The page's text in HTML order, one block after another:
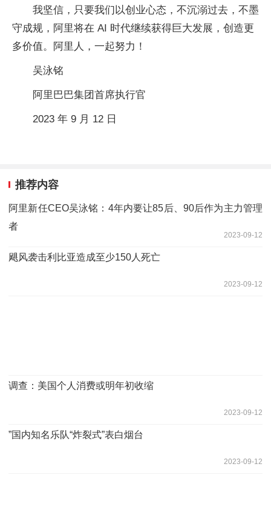
我坚信，只要我们以创业心态，不沉溺过去，不墨
守成规，阿里将在 AI 时代继续获得巨大发展，创造更
多价值。阿里人，一起努力！
吴泳铭
阿里巴巴集团首席执行官
2023 年 9 月 12 日
推荐内容
阿里新任CEO吴泳铭：4年内要让85后、90后作为主力管理
者
2023-09-12
飓风袭击利比亚造成至少150人死亡
2023-09-12
调查：美国个人消费或明年初收缩
2023-09-12
”国内知名乐队“炸裂式”表白烟台
2023-09-12